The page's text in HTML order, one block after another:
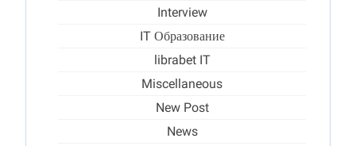
Interview
IT Образование
librabet IT
Miscellaneous
New Post
News